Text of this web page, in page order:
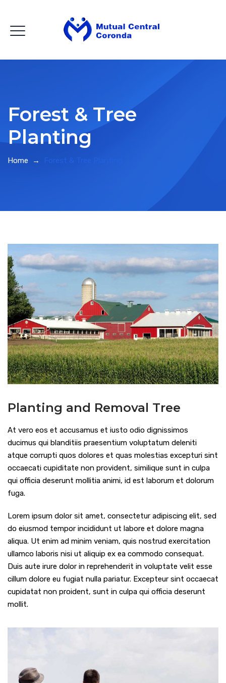
Forest & Tree
Planting
Home → Forest & Tree Planting
Planting and Removal Tree
At vero eos et accusamus et iusto odio dignissimos
ducimus qui blanditiis praesentium voluptatum deleniti
atque corrupti quos dolores et quas molestias excepturi sint
occaecati cupiditate non provident, similique sunt in culpa
qui officia deserunt mollitia animi, id est laborum et dolorum
fuga.
Lorem ipsum dolor sit amet, consectetur adipiscing elit, sed
do eiusmod tempor incididunt ut labore et dolore magna
aliqua. Ut enim ad minim veniam, quis nostrud exercitation
ullamco laboris nisi ut aliquip ex ea commodo consequat.
Duis aute irure dolor in reprehenderit in voluptate velit esse
cillum dolore eu fugiat nulla pariatur. Excepteur sint occaecat
cupidatat non proident, sunt in culpa qui officia deserunt
mollit.